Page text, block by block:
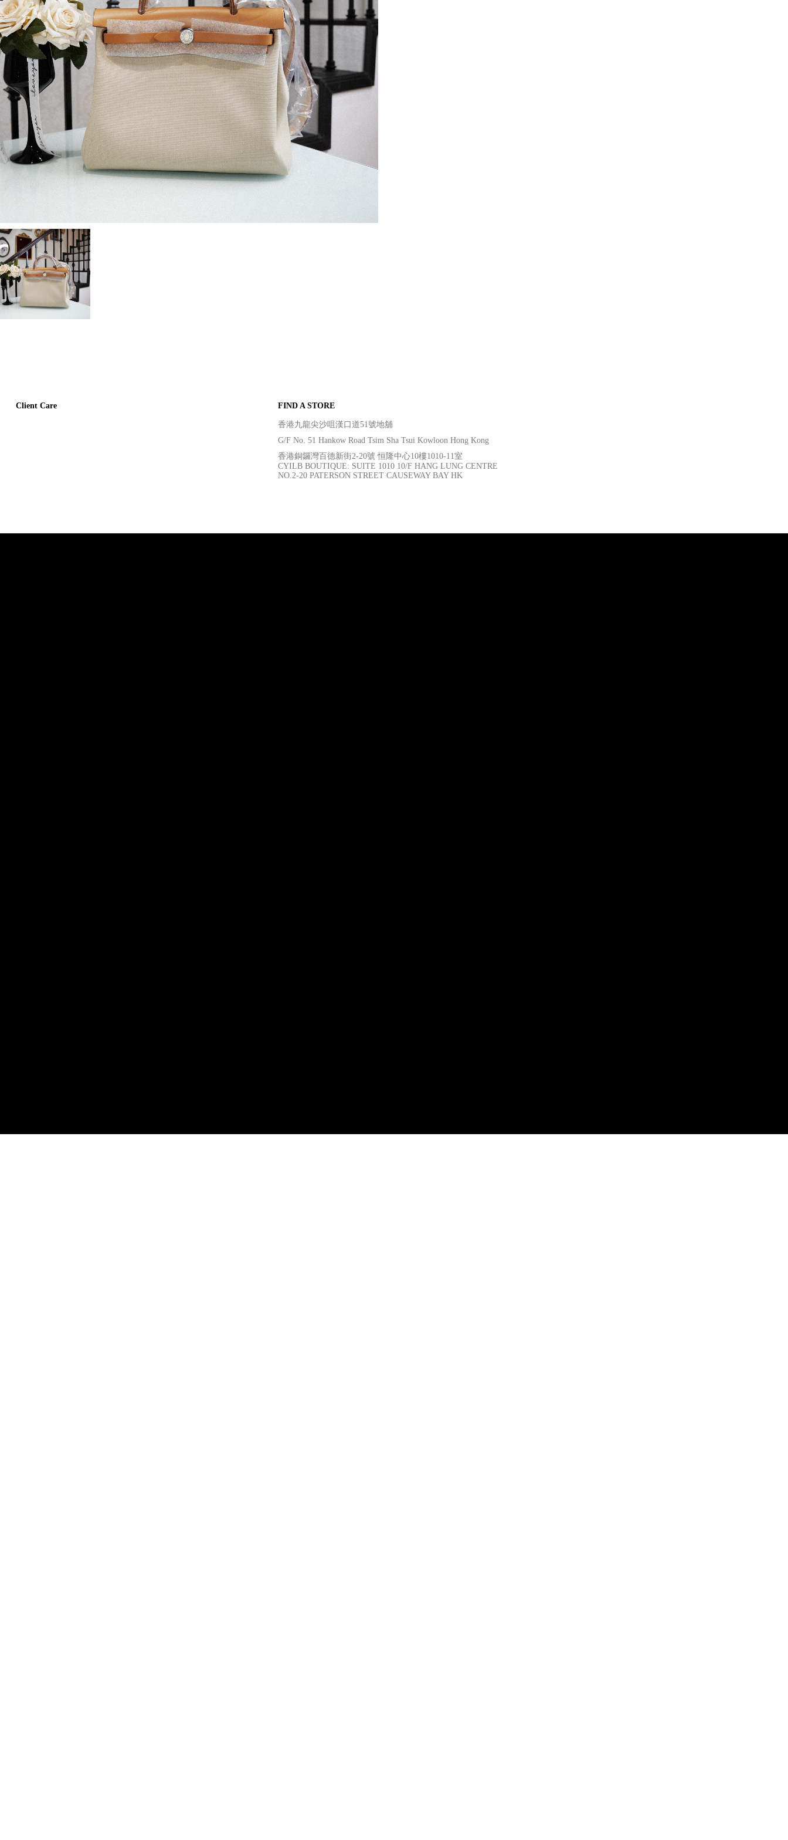
Client Care FIND A STORE
香港九龍尖沙咀漢口道51號地舖
G/F No. 51 Hankow Road Tsim Sha Tsui Kowloon Hong Kong
香港銅鑼灣百德新街2-20號 恒隆中心10樓1010-11室
CYILB BOUTIQUE: SUITE 1010 10/F HANG LUNG CENTRE
NO.2-20 PATERSON STREET CAUSEWAY BAY HK